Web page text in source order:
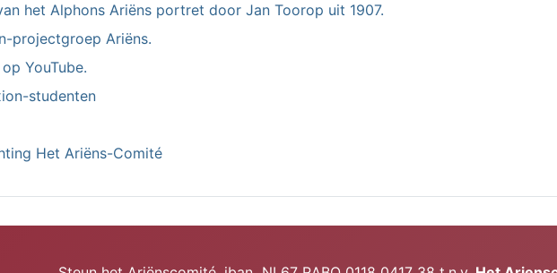
het Alphons Ariëns portret door Jan Toorop uit 1907.
projectgroep Ariëns.
YouTube.
studenten
Het Ariëns-Comité